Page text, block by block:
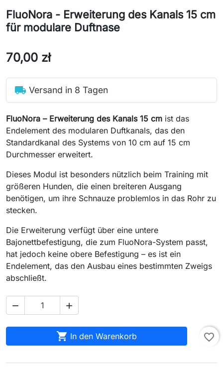
FluoNora - Erweiterung des Kanals 15 cm
für modulare Duftnase
70,00 zł
local_shipping Versand in 8 Tagen
FluoNora – Erweiterung des Kanals 15 cm ist das
Endelement des modularen Duftkanals, das den
Standardkanal des Systems von 10 cm auf 15 cm
Durchmesser erweitert.
Dieses Modul ist besonders nützlich beim Training mit
größeren Hunden, die einen breiteren Ausgang
benötigen, um ihre Schnauze problemlos in das Rohr zu
stecken.
Die Erweiterung verfügt über eine untere
Bajonettbefestigung, die zum FluoNora-System passt,
hat jedoch keine obere Befestigung – es ist ein
Endelement, das den Ausbau eines bestimmten Zweigs
abschließt.
 
 In den Warenkorb favorite_border